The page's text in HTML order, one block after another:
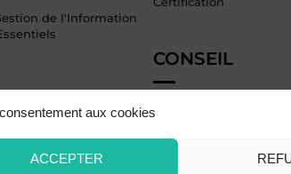
aux cookies
ACCEPTER
de l'Information
du DIM
CONSEIL
Expert_TIM